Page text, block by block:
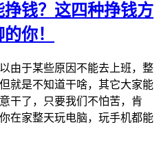
钱？这四种挣钱方
你！
由于某些原因不能去上班，整
就是不知道干啥，其它大家能
干了，只要我们不怕苦，肯
在家整天玩电脑，玩手机都能